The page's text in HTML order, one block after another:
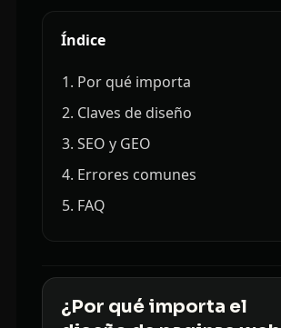
Índice
Por qué importa
Claves de diseño
SEO y GEO
Errores comunes
FAQ
¿Por qué importa el